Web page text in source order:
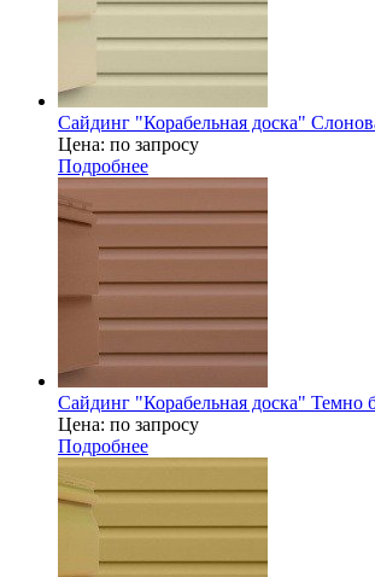
Сайдинг "Корабельная доска"
Цена: по запросу
Подробнее
Сайдинг "Корабельная доска" Темно
Цена: по запросу
Подробнее